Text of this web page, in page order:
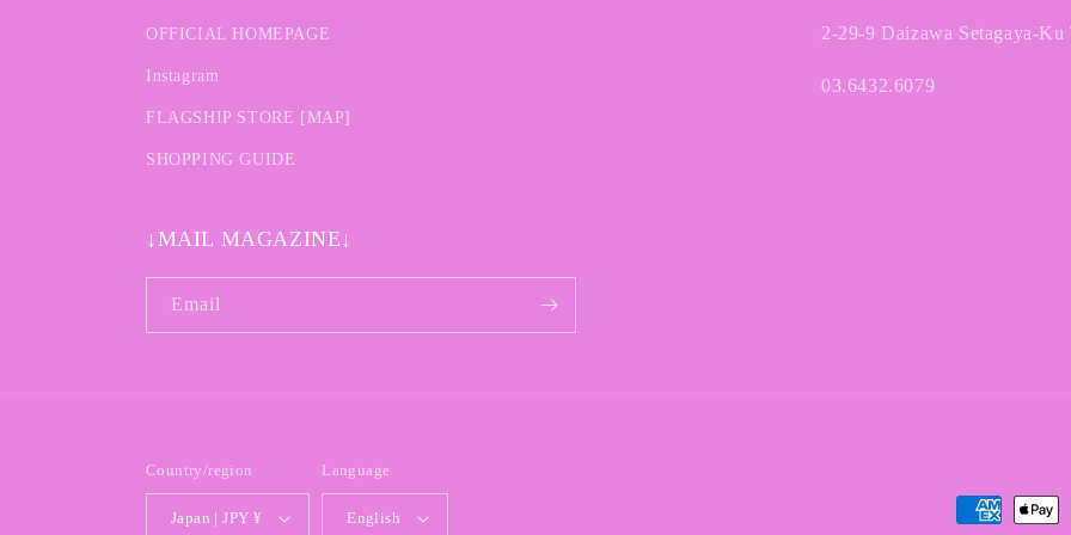
OFFICIAL HOMEPAGE
Instagram
FLAGSHIP STORE [MAP]
SHOPPING GUIDE
2-29-9 Daizawa Setagaya-Ku
03.6432.6079
↓MAIL MAGAZINE↓
Email
Country/region
Japan | JPY ¥
Language
English
Payment